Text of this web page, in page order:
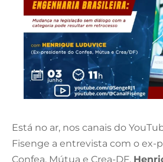
Está no ar, nos canais do
Fisenge a entrevista com o ex-
Confea, Mútua e Crea-DF,